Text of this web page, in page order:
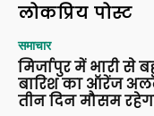
लोकप्रिय पोस्ट
समाचार
मिर्जापुर में भारी से
बारिश का ऑरेंज
तीन दिन मौसम